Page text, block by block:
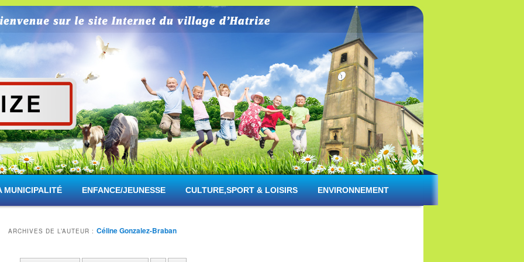
MUNICIPALITÉ ENFANCE/JEUNESSE CULTURE,SPORT & LOISIRS ENVIRONNEMENT
ARCHIVES DE L’AUTEUR : Céline Gonzalez-Braban